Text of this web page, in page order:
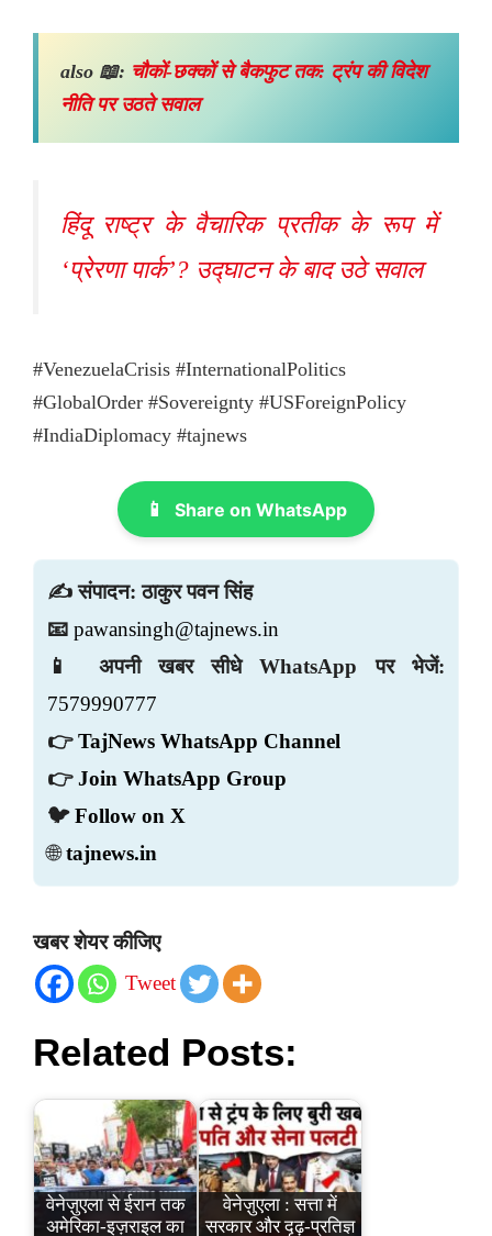
also 📖: चौकों-छक्कों से बैकफुट तक: ट्रंप की विदेश
नीति पर उठते सवाल
हिंदू राष्ट्र के वैचारिक प्रतीक के रूप में
‘प्रेरणा पार्क’? उद्घाटन के बाद उठे सवाल
#VenezuelaCrisis #InternationalPolitics
#GlobalOrder #Sovereignty #USForeignPolicy
#IndiaDiplomacy #tajnews
📱 Share on WhatsApp
✍️ संपादन: ठाकुर पवन सिंह
📧 pawansingh@tajnews.in
📱 अपनी खबर सीधे WhatsApp पर भेजें:
7579990777
👉 TajNews WhatsApp Channel
👉 Join WhatsApp Group
🐦 Follow on X
🌐tajnews.in
खबर शेयर कीजिए
Tweet
Related Posts:
वेनेज़ुएला से ईरान तक
अमेरिका-इज़राइल का
वेनेज़ुएला : सत्ता में
सरकार और दृढ़-प्रतिज्ञ